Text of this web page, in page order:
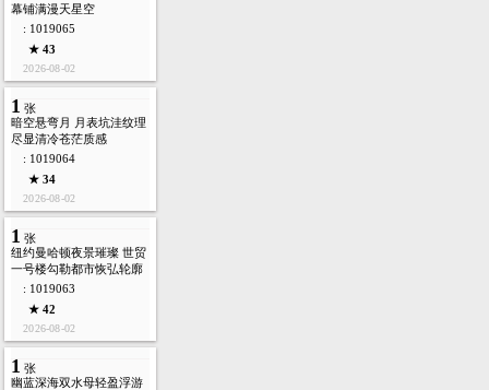
幕铺满漫天星空
: 1019065
★ 43
2026-08-02
1 张
暗空悬弯月 月表坑洼纹理
尽显清冷苍茫质感
: 1019064
★ 34
2026-08-02
1 张
纽约曼哈顿夜景璀璨 世贸
一号楼勾勒都市恢弘轮廓
: 1019063
★ 42
2026-08-02
1 张
幽蓝深海双水母轻盈浮游